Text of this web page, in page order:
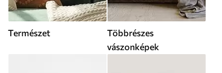
Természet
Többrészes
vászonképek